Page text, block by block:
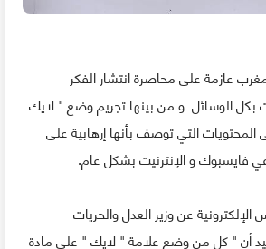
عازمة على محاصرة انتشار الفكر
بكل الوسائل و من بينها تجريم وضع " لايك
التي توصف بأنها إرهابية على
فايسبوك و الإنترنيت بشكل عام.
عن وزير العدل والحريات
أن " كل من وضع علامة " لايك " على مادة